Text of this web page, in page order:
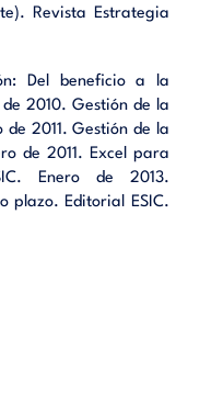
Revista Estrategia
Del beneficio a la
2010. Gestión de la
de 2011. Gestión de la
de 2011. Excel para
Enero de 2013.
plazo. Editorial ESIC.